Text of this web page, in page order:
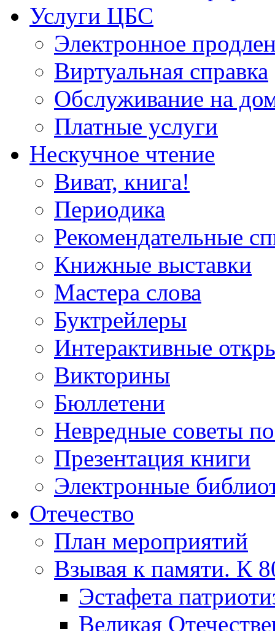
Услуги ЦБС
Электронное
Виртуальная справка
Обслуживание на
Платные услуги
Нескучное чтение
Виват, книга!
Периодика
Рекомендательные
Книжные выставки
Мастера слова
Буктрейлеры
Интерактивные
Викторины
Бюллетени
Невредные советы
Презентация книги
Электронные
Отечество
План мероприятий
Взывая к памяти. К
Эcтафета
Великая